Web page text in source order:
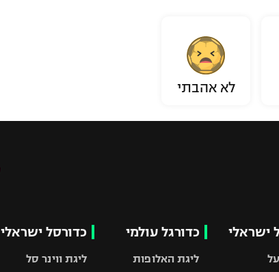
לא אהבתי
ישראלי כדורגל עולמי
ליגת האלופות
כדורסל ישראלי
ליגת ווינר סל